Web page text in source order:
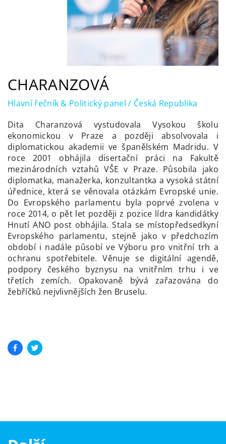
CHARANZOVÁ
Hlavní řečník & Politický panel / Česká Republika
Dita Charanzová vystudovala Vysokou školu
ekonomickou v Praze a později absolvovala i
diplomatickou akademii ve španělském Madridu. V
roce 2001 obhájila disertační práci na Fakultě
mezinárodních vztahů VŠE v Praze. Působila jako
diplomatka, manažerka, konzultantka a vysoká státní
úřednice, která se věnovala otázkám Evropské unie.
Do Evropského parlamentu byla poprvé zvolena v
roce 2014, o pět let později z pozice lídra kandidátky
Hnutí ANO post obhájila. Stala se místopředsedkyní
Evropského parlamentu, stejně jako v předchozím
období i nadále působí ve Výboru pro vnitřní trh a
ochranu spotřebitele. Věnuje se digitální agendě,
podpory českého byznysu na vnitřním trhu i ve
třetích zemích. Opakovaně bývá zařazována do
žebříčků nejvlivnějších žen Bruselu.